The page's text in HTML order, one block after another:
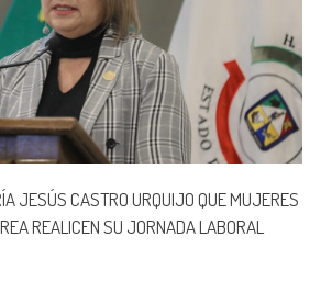
JESÚS CASTRO URQUIJO QUE MUJERES
REALICEN SU JORNADA LABORAL